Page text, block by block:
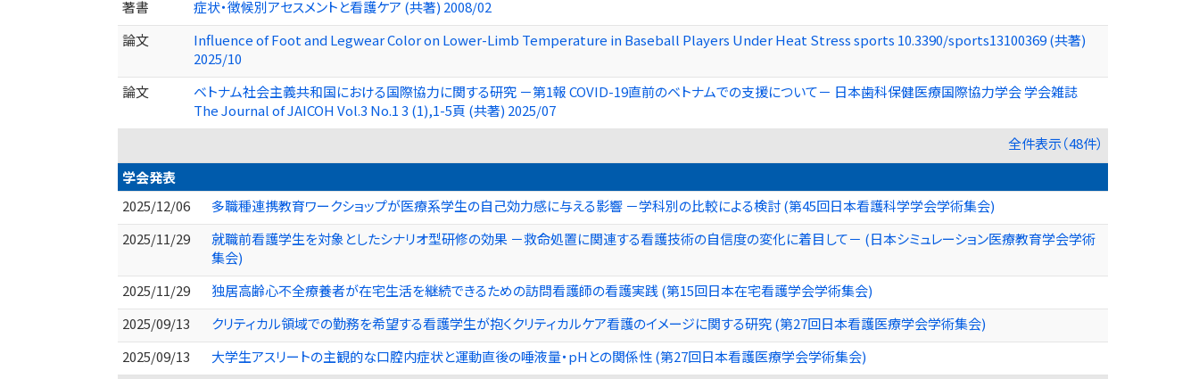
著書
症状・徴候別アセスメントと看護ケア (共著) 2008/02
論文
Influence of Foot and Legwear Color on Lower-Limb Temperature in Baseball Players Under Heat Stress sports 10.3390/sports13100369 (共著)
2025/10
論文
ベトナム社会主義共和国における国際協力に関する研究 －第1報 COVID-19直前のベトナムでの支援について－ 日本歯科保健医療国際協力学会 学会雑誌
The Journal of JAICOH Vol.3 No.1 3 (1),1-5頁 (共著) 2025/07
全件表示（48件）
学会発表
2025/12/06
多職種連携教育ワークショップが医療系学生の自己効力感に与える影響 －学科別の比較による検討 (第45回日本看護科学学会学術集会)
2025/11/29
就職前看護学生を対象としたシナリオ型研修の効果 －救命処置に関連する看護技術の自信度の変化に着目して－ (日本シミュレーション医療教育学会学術
集会)
2025/11/29
独居高齢心不全療養者が在宅生活を継続できるための訪問看護師の看護実践 (第15回日本在宅看護学会学術集会)
2025/09/13
クリティカル領域での勤務を希望する看護学生が抱くクリティカルケア看護のイメージに関する研究 (第27回日本看護医療学会学術集会)
2025/09/13
大学生アスリートの主観的な口腔内症状と運動直後の唾液量・pHとの関係性 (第27回日本看護医療学会学術集会)